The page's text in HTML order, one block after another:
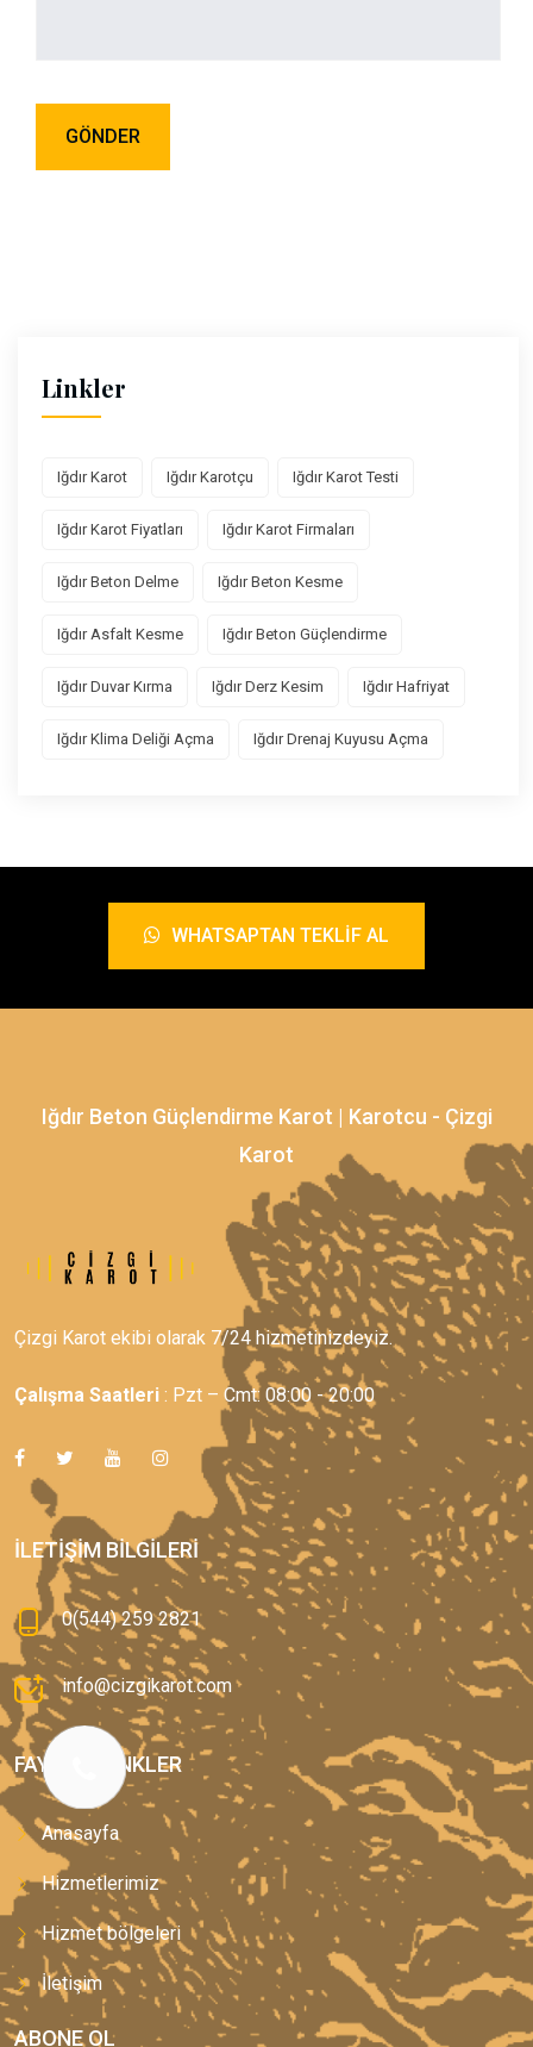
Linkler
Iğdır Karot Iğdır Karotçu Iğdır Karot Testi
Iğdır Karot Fiyatları Iğdır Karot Firmaları
Iğdır Beton Delme Iğdır Beton Kesme
Iğdır Asfalt Kesme Iğdır Beton Güçlendirme
Iğdır Duvar Kırma Iğdır Derz Kesim Iğdır Hafriyat
Iğdır Klima Deliği Açma Iğdır Drenaj Kuyusu Açma
WHATSAPTAN TEKLIF AL
Iğdır Beton Güçlendirme Karot | Karotcu - Çizgi
Karot
Çizgi Karot ekibi olarak 7/24 hizmetinizdeyiz.
Çalışma Saatleri : Pzt – Cmt: 08:00 - 20:00
İLETIŞIM BILGILERI
0(544) 259 2821
info@cizgikarot.com
FAYDALI LINKLER
Anasayfa
Hizmetlerimiz
Hizmet bölgeleri
İletişim
ABONE OL